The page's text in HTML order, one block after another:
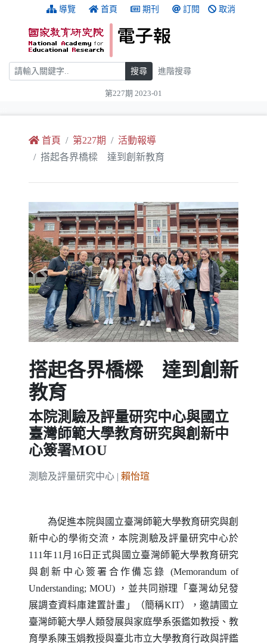
跳到主要內容 導覽 首頁 期刊 訂閱 取消
搜尋 搜尋 進階搜尋
第227期 2023-01
首頁 第227期
活動報導
搭起各界橋樑 達到創新教育
Previous Next
搭起各界橋樑 達到創新
教育
本院測驗及評量研究中心與國立
臺灣師範大學教育研究與創新中
心簽署MOU
測驗及評量研究中心 | 賴怡瑄
為促進本院與國立臺灣師範大學教育研究與創
新中心的學術交流，本院測驗及評量研究中心於
111年11月16日正式與國立臺灣師範大學教育研究
與創新中心簽署合作備忘錄 (Memorandum of
Understanding; MOU)，並共同辦理「臺灣幼兒發
展調查資料庫建置計畫」（簡稱KIT），邀請國立
臺灣師範大學人類發展與家庭學系張鑑如教授、教
育學系陳玉娟教授與臺北市立大學教育行政與評鑑